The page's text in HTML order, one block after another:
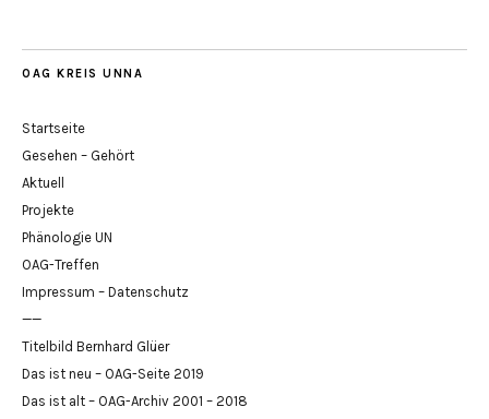
OAG KREIS UNNA
Startseite
Gesehen – Gehört
Aktuell
Projekte
Phänologie UN
OAG-Treffen
Impressum – Datenschutz
——
Titelbild Bernhard Glüer
Das ist neu – OAG-Seite 2019
Das ist alt – OAG-Archiv 2001 – 2018